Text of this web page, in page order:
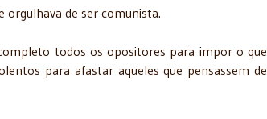
orgulhava de ser comunista.
todos os opositores para impor o que
para afastar aqueles que pensassem de